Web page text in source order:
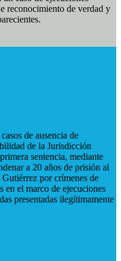
reconocimiento de verdad y
de ausencia de
de la Jurisdicción
sentencia, mediante
a 20 años de prisión al
por crímenes de
en el marco de ejecuciones
presentadas ilegítimamente